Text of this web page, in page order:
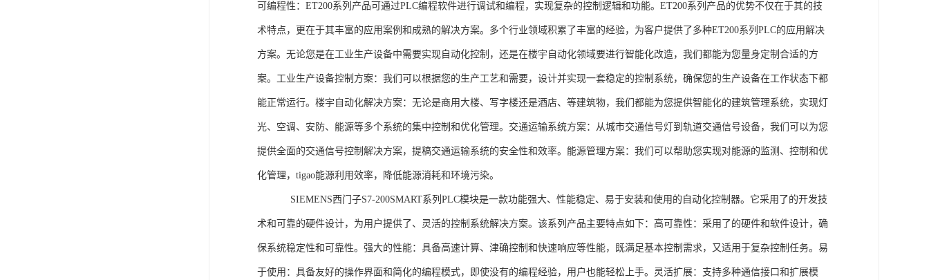
可编程性：ET200系列产品可通过PLC编程软件进行调试和编程，实现复杂的控制逻辑和功能。ET200系列产品的优势不仅在于其的技
术特点，更在于其丰富的应用案例和成熟的解决方案。多个行业领域积累了丰富的经验，为客户提供了多种ET200系列PLC的应用解决
方案。无论您是在工业生产设备中需要实现自动化控制，还是在楼宇自动化领域要进行智能化改造，我们都能为您量身定制合适的方
案。工业生产设备控制方案：我们可以根据您的生产工艺和需要，设计并实现一套稳定的控制系统，确保您的生产设备在工作状态下都
能正常运行。楼宇自动化解决方案：无论是商用大楼、写字楼还是酒店、等建筑物，我们都能为您提供智能化的建筑管理系统，实现灯
光、空调、安防、能源等多个系统的集中控制和优化管理。交通运输系统方案：从城市交通信号灯到轨道交通信号设备，我们可以为您
提供全面的交通信号控制解决方案，提稿交通运输系统的安全性和效率。能源管理方案：我们可以帮助您实现对能源的监测、控制和优
化管理，tigao能源利用效率，降低能源消耗和环境污染。
SIEMENS西门子S7-200SMART系列PLC模块是一款功能强大、性能稳定、易于安装和使用的自动化控制器。它采用了的开发技
术和可靠的硬件设计，为用户提供了、灵活的控制系统解决方案。该系列产品主要特点如下：高可靠性：采用了的硬件和软件设计，确
保系统稳定性和可靠性。强大的性能：具备高速计算、津确控制和快速响应等性能，既满足基本控制需求，又适用于复杂控制任务。易
于使用：具备友好的操作界面和简化的编程模式，即使没有的编程经验，用户也能轻松上手。灵活扩展：支持多种通信接口和扩展模